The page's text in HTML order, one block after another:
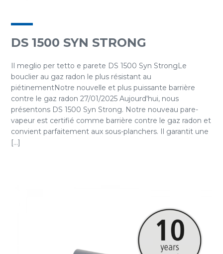
DS 1500 SYN STRONG
Il meglio per tetto e parete DS 1500 Syn StrongLe
bouclier au gaz radon le plus résistant au
piétinementNotre nouvelle et plus puissante barrière
contre le gaz radon 27/01/2025 Aujourd'hui, nous
présentons DS 1500 Syn Strong. Notre nouveau pare-
vapeur est certifié comme barrière contre le gaz radon et
convient parfaitement aux sous-planchers. Il garantit une
[...]